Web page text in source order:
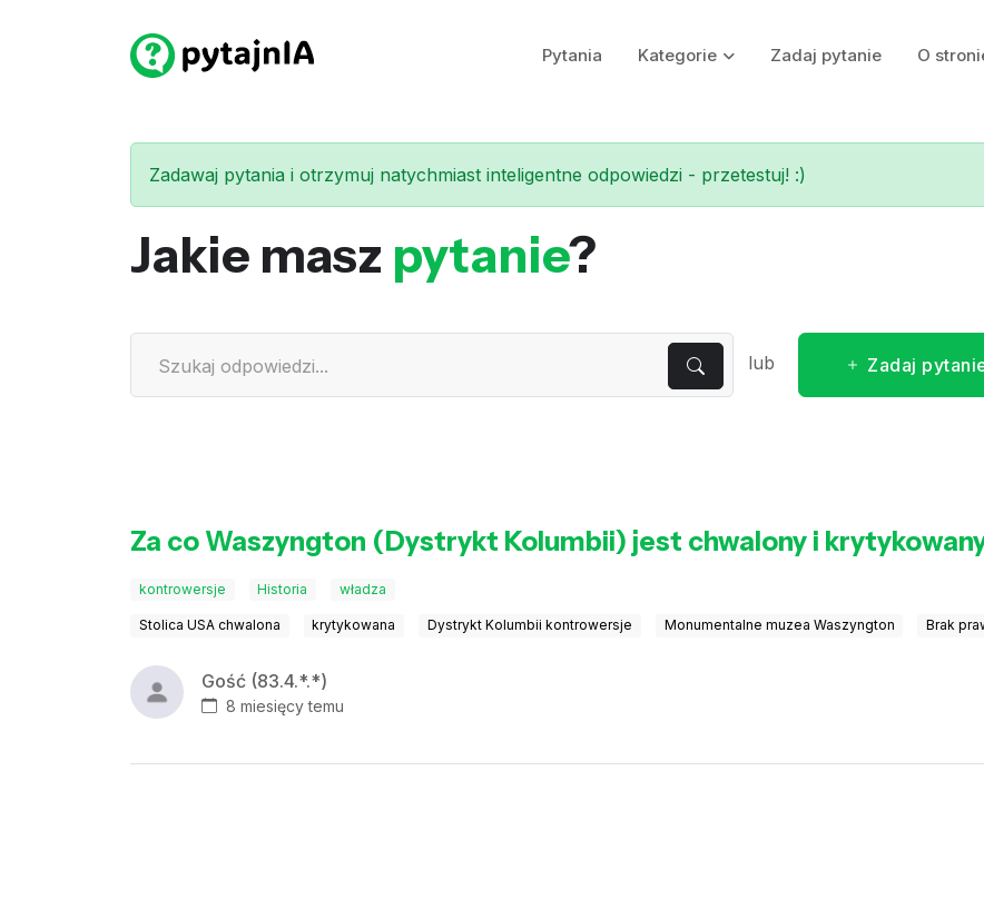
Pytania Kategorie Zadaj pytanie O
Zadawaj pytania i otrzymuj natychmiast inteligentne odpowiedzi - przetestuj! :)
Jakie masz pytanie?
lub Zadaj
Za co Waszyngton (Dystrykt Kolumbii) jest chwalony i
kontrowersje Historia władza
Stolica USA chwalona krytykowana Dystrykt Kolumbii kontrowersje Monumentalne muzea Waszyngton Brak
Gość (83.4.*.*)
8 miesięcy temu